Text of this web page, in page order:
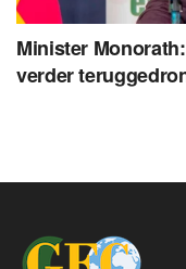
Minister
verder